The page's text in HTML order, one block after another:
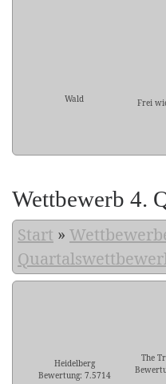
Wald Frei
Wettbewerb 4.
Start »
Heidelberg
Bewertung: 7.5714
The